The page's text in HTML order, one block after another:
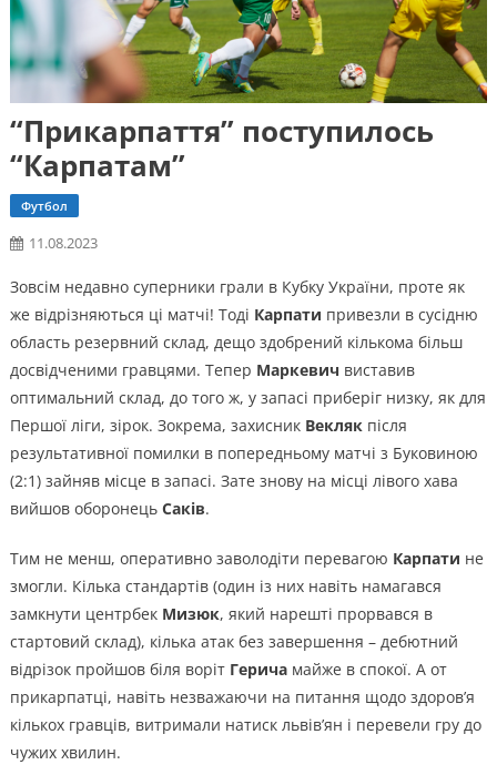
“Прикарпаття” поступилось
“Карпатам”
Футбол
11.08.2023
Зовсім недавно суперники грали в Кубку України, проте як
же відрізняються ці матчі! Тоді Карпати привезли в сусідню
область резервний склад, дещо здобрений кількома більш
досвідченими гравцями. Тепер Маркевич виставив
оптимальний склад, до того ж, у запасі приберіг низку, як для
Першої ліги, зірок. Зокрема, захисник Векляк після
результативної помилки в попередньому матчі з Буковиною
(2:1) зайняв місце в запасі. Зате знову на місці лівого хава
вийшов оборонець Саків.
Тим не менш, оперативно заволодіти перевагою Карпати не
змогли. Кілька стандартів (один із них навіть намагався
замкнути центрбек Мизюк, який нарешті прорвався в
стартовий склад), кілька атак без завершення – дебютний
відрізок пройшов біля воріт Герича майже в спокої. А от
прикарпатці, навіть незважаючи на питання щодо здоров’я
кількох гравців, витримали натиск львів’ян і перевели гру до
чужих хвилин.